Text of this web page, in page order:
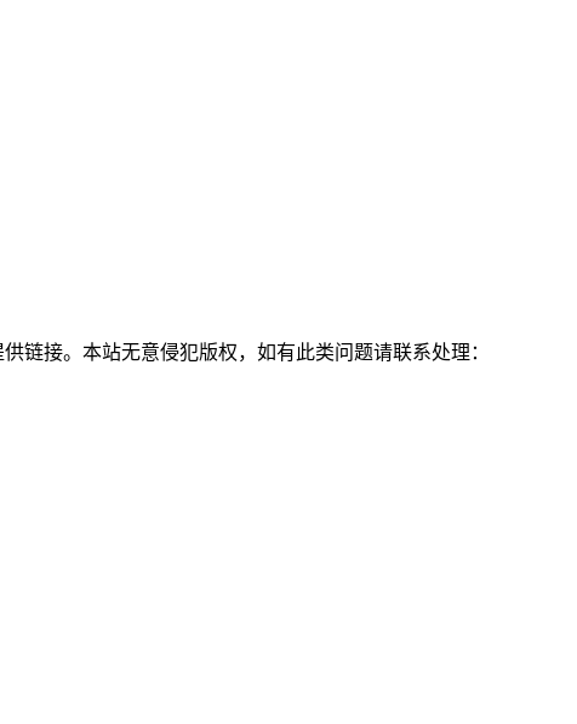
链接。本站无意侵犯版权，如有此类问题请联系处理：